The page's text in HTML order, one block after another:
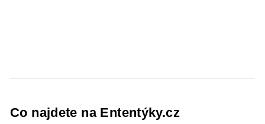
Co najdete na Ententýky.cz